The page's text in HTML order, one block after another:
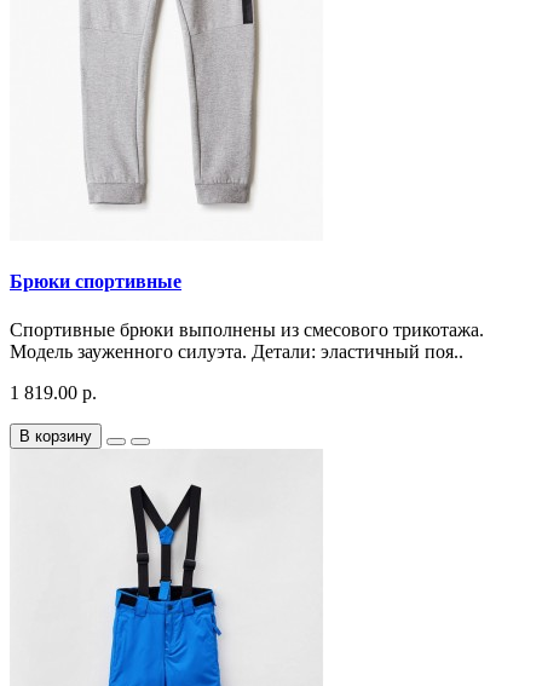
Брюки спортивные
Спортивные брюки выполнены из смесового трикотажа.
Модель зауженного силуэта. Детали: эластичный поя..
1 819.00 р.
В корзину